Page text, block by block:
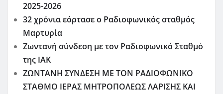
2025-2026
32 χρόνια εόρτασε ο Ραδιοφωνικός σταθμός
Μαρτυρία
Ζωντανή σύνδεση με τον Ραδιοφωνικό Σταθμό
της ΙΑΚ
ΖΩΝΤΑΝΗ ΣΥΝΔΕΣΗ ΜΕ ΤΟΝ ΡΑΔΙΟΦΩΝΙΚΟ
ΣΤΑΘΜΟ ΙΕΡΑΣ ΜΗΤΡΟΠΟΛΕΩΣ ΛΑΡΙΣΗΣ ΚΑΙ